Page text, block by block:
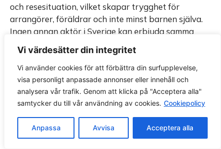
Vi värdesätter din integritet
Vi använder cookies för att förbättra din surfupplevelse,
visa personligt anpassade annonser eller innehåll och
analysera vår trafik. Genom att klicka på "Acceptera alla"
samtycker du till vår användning av cookies. Cookiepolicy
Anpassa Avvisa Acceptera alla
och resesituation, vilket skapar trygghet för
arrangörer, föräldrar och inte minst barnen själva.
Ingen annan aktör i Sverige kan erbjuda samma
Skapa ett Föräldramedgivande här
17. Utrikesgruppens arbete
med kvalitet och korrekthet
Kvalitet och noggrannhet är grundstenarna i
Utrikesgruppens arbete. Varje beställning